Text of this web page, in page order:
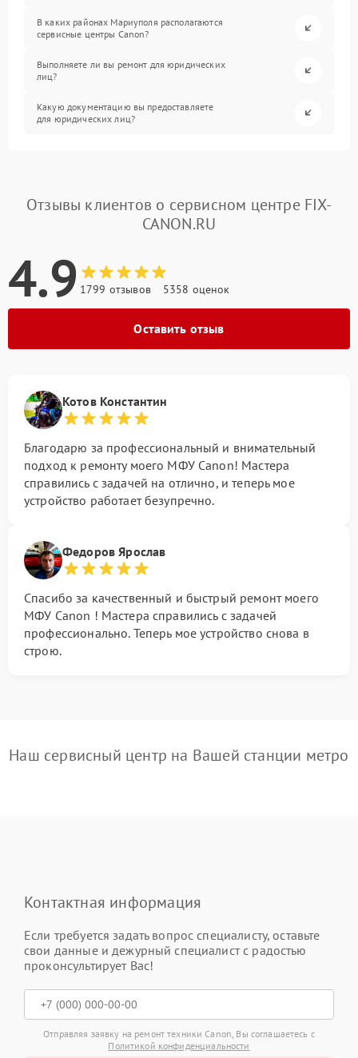
В каких районах Мариуполя располагаются
сервисные центры Canon?
Выполняете ли вы ремонт для юридических
лиц?
Какую документацию вы предоставляете
для юридических лиц?
Отзывы клиентов о сервисном центре FIX-
CANON.RU
4.9 1799 отзывов 5358 оценок
Оставить отзыв
Котов Константин
Благодарю за профессиональный и внимательный
подход к ремонту моего МФУ Canon! Мастера
справились с задачей на отлично, и теперь мое
устройство работает безупречно.
Федоров Ярослав
Спасибо за качественный и быстрый ремонт моего
МФУ Canon ! Мастера справились с задачей
профессионально. Теперь мое устройство снова в
строю.
Наш сервисный центр на Вашей станции метро
Контактная информация
Если требуется задать вопрос специалисту, оставьте
свои данные и дежурный специалист с радостью
проконсультирует Вас!
Отправляя заявку на ремонт техники Canon, Вы соглашаетесь с
Политикой конфиденциальности